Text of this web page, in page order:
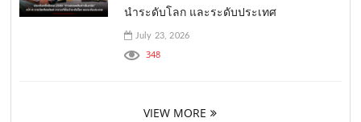
นำระดับโลก และระดับประเทศ
July 23, 2026
348
VIEW MORE